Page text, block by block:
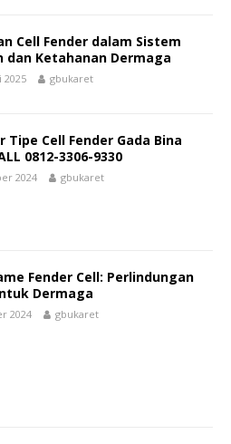
Cell Fender dalam Sistem
dan Ketahanan Dermaga
2025 gbukaret
Cell Fender Gada Bina
0812-3306-9330
2024 gbukaret
Fender Cell: Perlindungan
Dermaga
2024 gbukaret